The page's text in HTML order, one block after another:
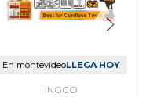
En montevideoLLEGA HOY
INGCO